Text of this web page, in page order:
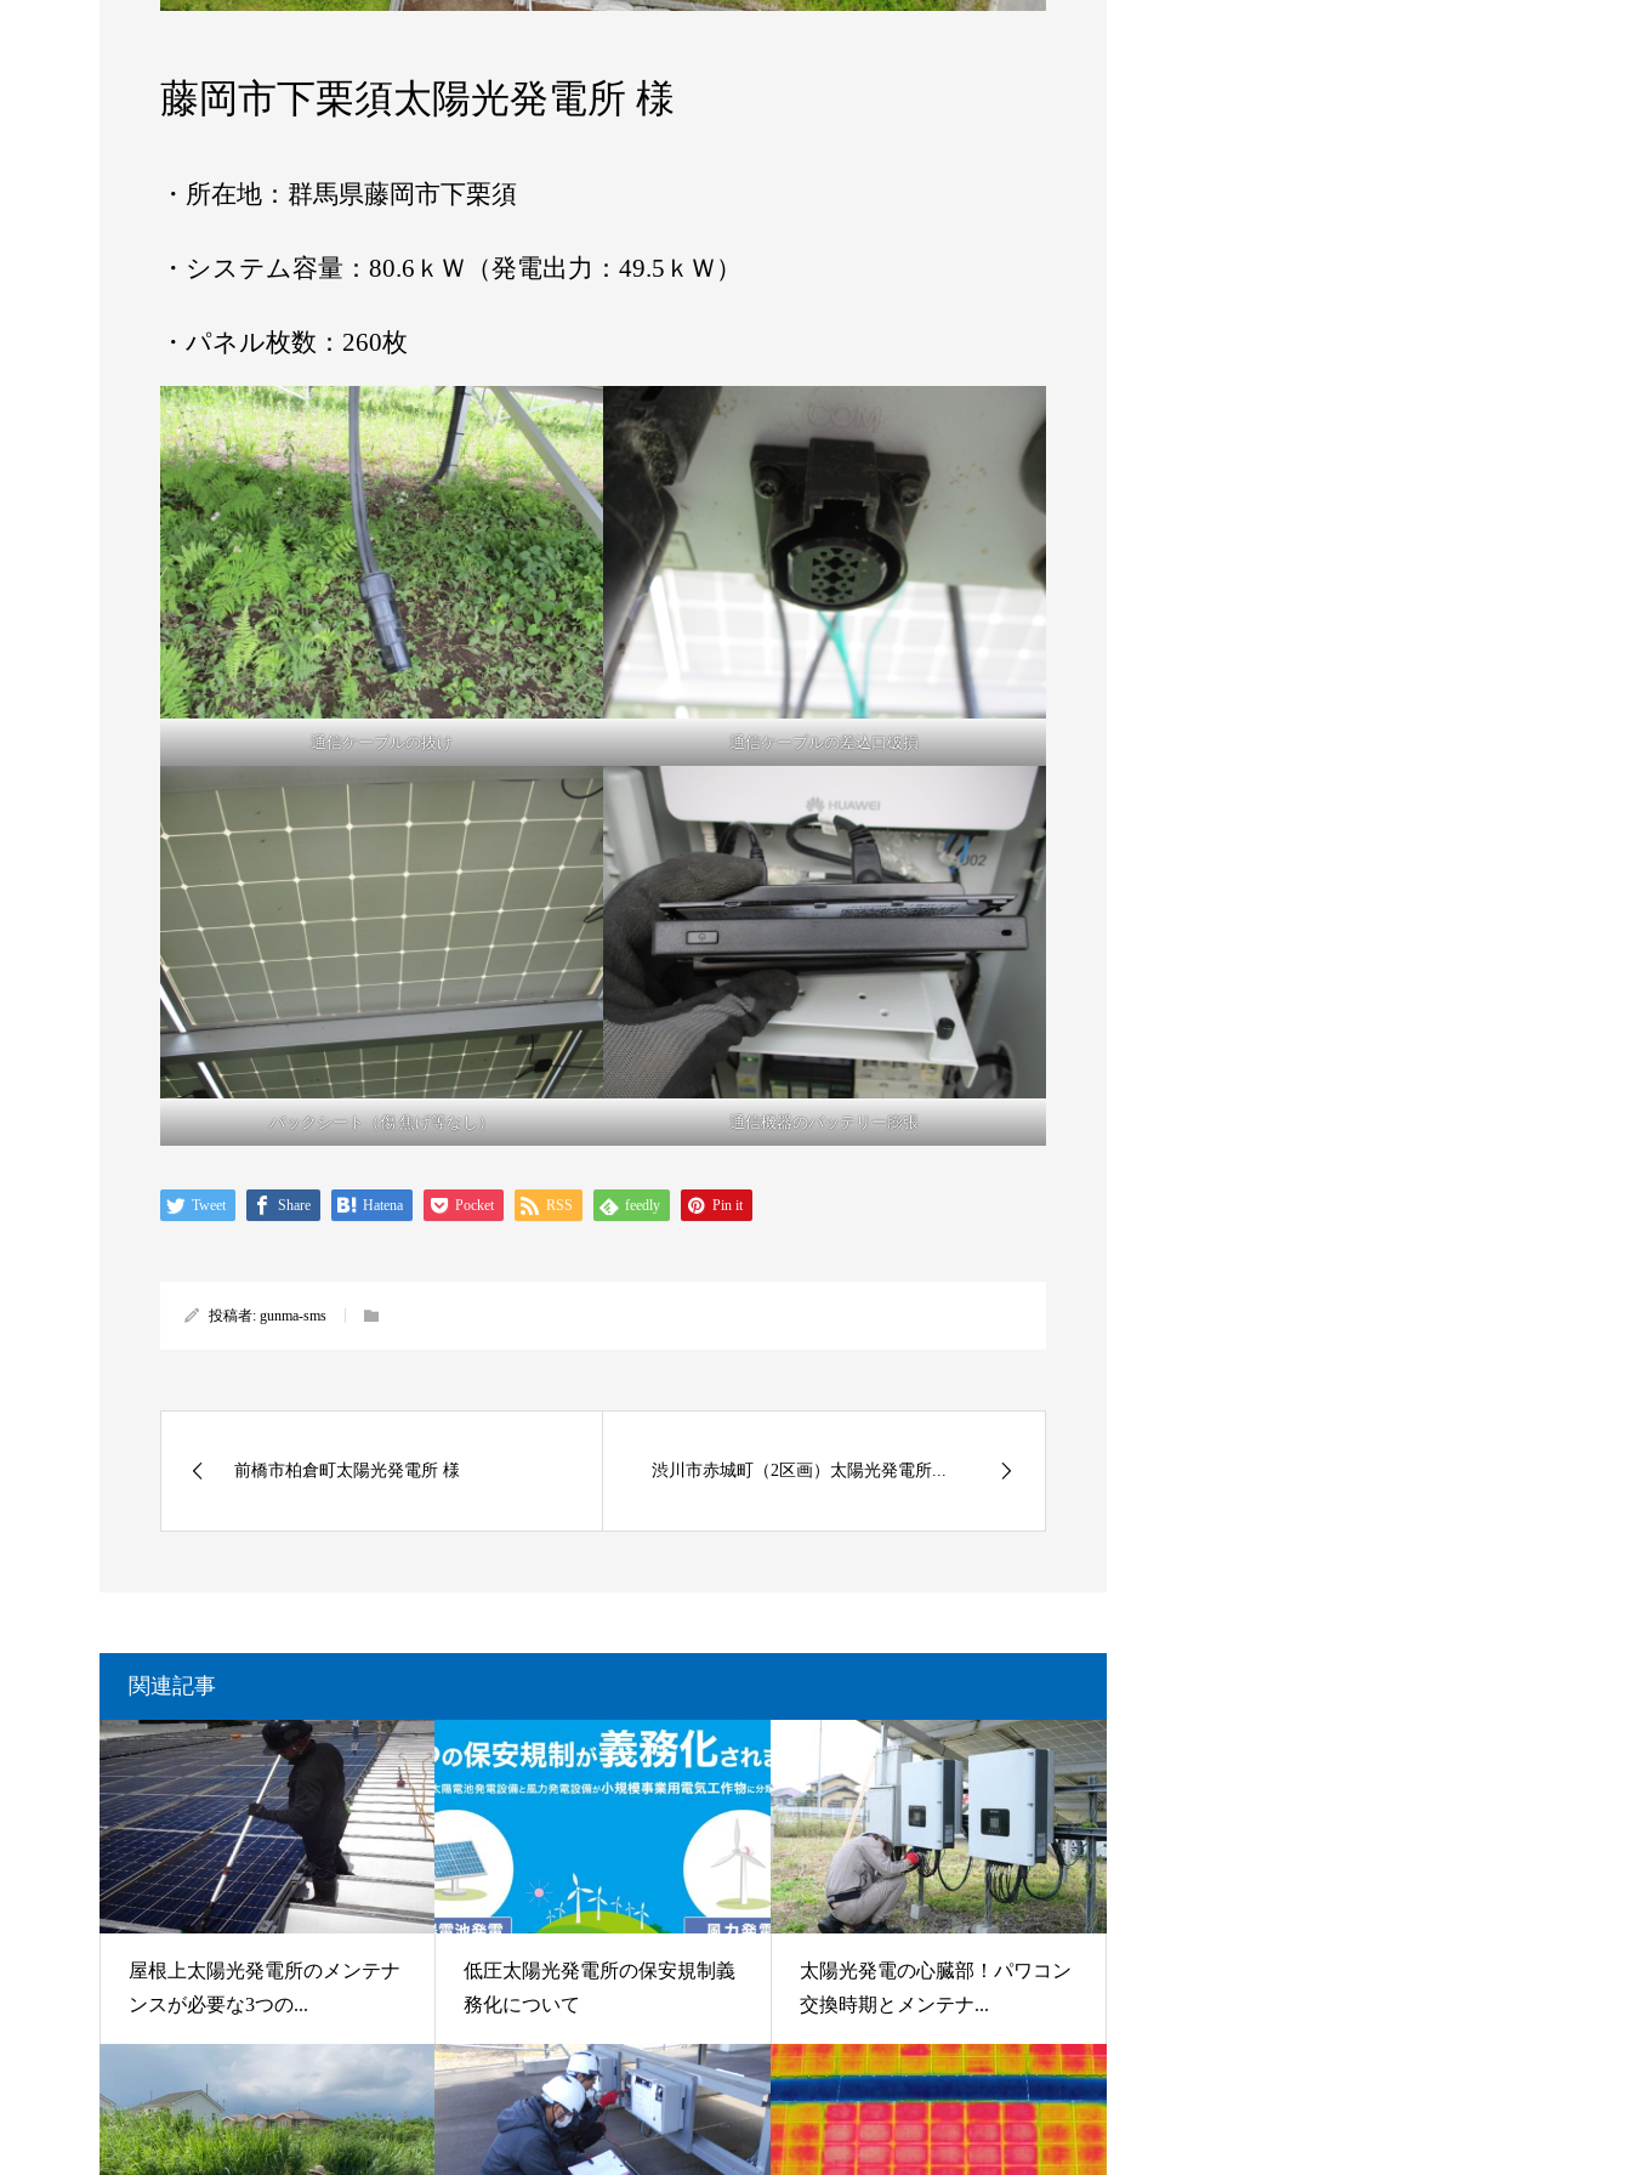
藤岡市下栗須太陽光発電所 様
・所在地：群馬県藤岡市下栗須
・システム容量：80.6ｋＷ（発電出力：49.5ｋＷ）
・パネル枚数：260枚
通信ケーブルの抜け 通信ケーブルの差込口破損
バックシート（傷 焦げ等なし） 通信機器のバッテリー膨張
Tweet Share Hatena Pocket RSS feedly Pin it
投稿者: gunma-sms
前橋市柏倉町太陽光発電所 様 渋川市赤城町（2区画）太陽光発電所...
関連記事
屋根上太陽光発電所のメンテナ
ンスが必要な3つの...
低圧太陽光発電所の保安規制義
務化について
太陽光発電の心臓部！パワコン
交換時期とメンテナ...